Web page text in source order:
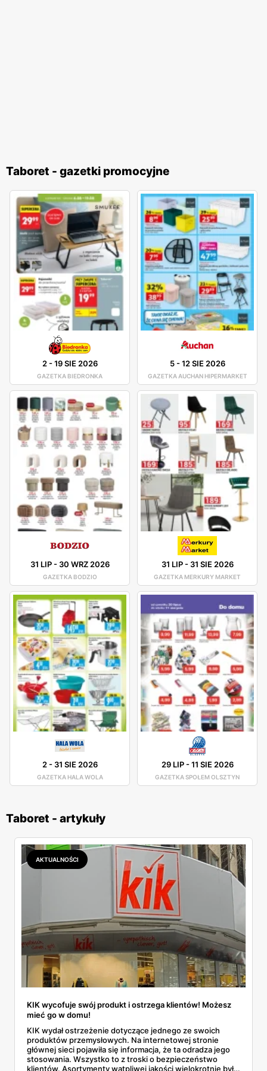
Taboret - gazetki promocyjne
2-19 SIE 2026
GAZETKA BIEDRONKA
5-12 SIE 2026
GAZETKA AUCHAN HIPERMARKET
31 LIP- 30 WRZ 2026
GAZETKA BODZIO
31 LIP- 31 SIE 2026
GAZETKA MERKURY MARKET
2- 31 SIE 2026
GAZETKA HALA WOLA
29 LIP-11 SIE 2026
GAZETKA SPOŁEM OLSZTYN
Taboret - artykuły
AKTUALNOŚCI
KIK wycofuje swój produkt i ostrzega klientów! Możesz
mieć go w domu!
KIK wydał ostrzeżenie dotyczące jednego ze swoich
produktów przemysłowych. Na internetowej stronie
głównej sieci pojawiła się informacja, że ta odradza jego
stosowania. Wszystko to z troski o bezpieczeństwo
klientów. Asortymenty wątpliwej jakości wielokrotnie były